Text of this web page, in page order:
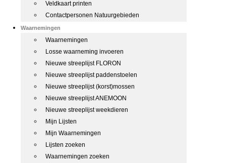
Veldkaart printen
Contactpersonen Natuurgebieden
Waarnemingen
Waarnemingen
Losse waarneming invoeren
Nieuwe streeplijst FLORON
Nieuwe streeplijst paddenstoelen
Nieuwe streeplijst (korst)mossen
Nieuwe streeplijst ANEMOON
Nieuwe streeplijst weekdieren
Mijn Lijsten
Mijn Waarnemingen
Lijsten zoeken
Waarnemingen zoeken